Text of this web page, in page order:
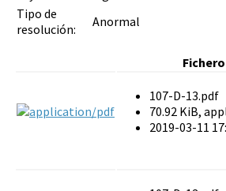
Tipo de
resolución:
Anormal
Fichero
107-D-13.pdf
70.92 KiB,
2019-03-11